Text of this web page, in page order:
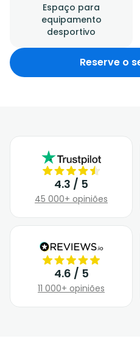
Espaço para
equipamento
desportivo
Reserve o
4.3 / 5
45 000+ opiniões
4.6 / 5
11 000+ opiniões